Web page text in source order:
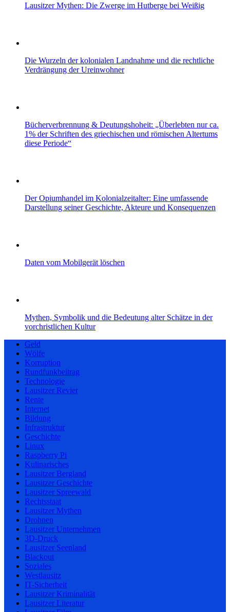
Lausitzer Mythen: Die Zwerge im Hutberge bei Weißig
Die Wurzeln der kolonialen Landnahme und die rechtliche
Verdrängung der Ureinwohner
Bücherverbrennung & Deutungshoheit: „Überlebten nur ca.
1% der Schriften des griechischen und römischen Altertums
diese Periode“
Der Opiumhandel im Kolonialzeitalter: Eine umfassende
Darstellung seiner Geschichte, Akteure und Konsequenzen
Daten vom Mobilgerät löschen
Mythen, Symbolik und die Bedeutung alter Schätze in der
vorchristlichen Kultur
Geld
Wölfe
Korruption
Rundfunkbeitrag
Technologie
Lausitzer Revier
Rente
Internet
Bildung
Infrastruktur
Geschichte
Linux
Raspberry Pi
Kulinarisches
Lausitzer Bergland
Lausitzer Geschichte
Lausitzer Spreewald
Rechtsstaat
Lausitzer Mythen
Drohnen
Lausitzer Unternehmen
3D-Druck
Lausitzer Seenland
Blackout
Soziales
Westlausitz
IT-Sicherheit
Lausitzer Kriminalität
Lausitzer Literatur